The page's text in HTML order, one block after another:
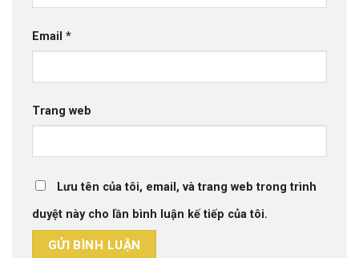
Email *
Trang web
Lưu tên của tôi, email, và trang web trong trình
duyệt này cho lần bình luận kế tiếp của tôi.